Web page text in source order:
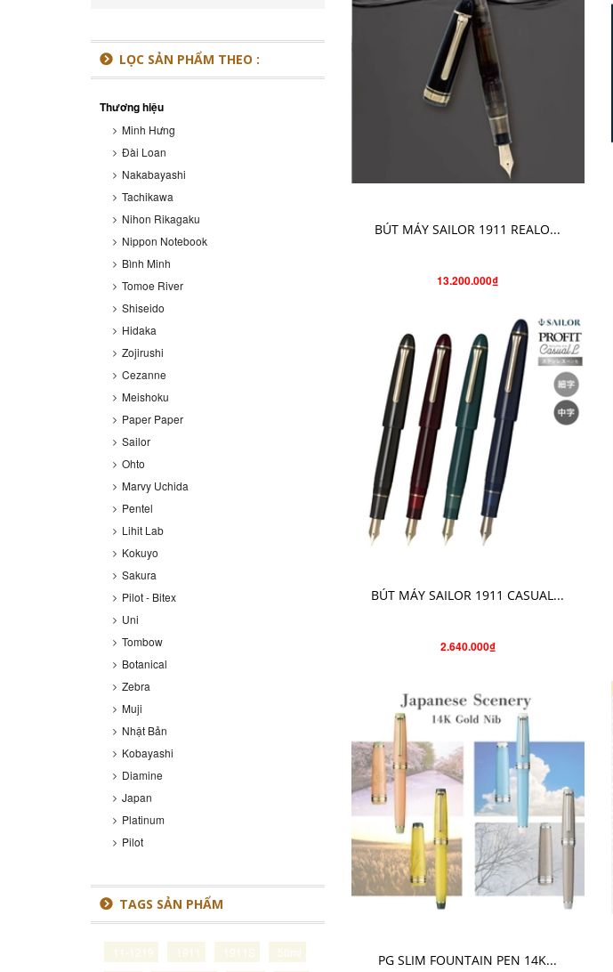
BÚT MÁY SAILOR 1911 REALO...
13.200.000₫
BÚT MÁY SAILOR 1911 CASUAL...
2.640.000₫
PG SLIM FOUNTAIN PEN 14K...
LỌC SẢN PHẨM THEO :
Thương hiệu
Minh Hưng
Đài Loan
Nakabayashi
Tachikawa
Nihon Rikagaku
Nippon Notebook
Bình Minh
Tomoe River
Shiseido
Hidaka
Zojirushi
Cezanne
Meishoku
Paper Paper
Sailor
Ohto
Marvy Uchida
Pentel
Lihit Lab
Kokuyo
Sakura
Pilot - Bitex
Uni
Tombow
Botanical
Zebra
Muji
Nhật Bản
Kobayashi
Diamine
Japan
Platinum
Pilot
TAGS SẢN PHẨM
11-1219 1911 1911S
50ml